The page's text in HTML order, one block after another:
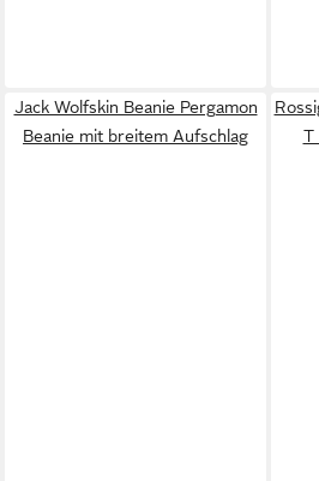
Jack Wolfskin Beanie Pergamon
Beanie mit breitem Aufschlag
T